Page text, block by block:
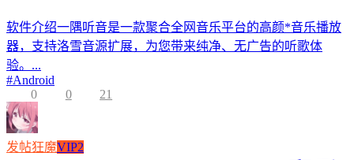
软件介绍一隅听音是一款聚合全网音乐平台的高颜*音乐播放
器，支持洛雪音源扩展，为您带来纯净、无广告的听歌体
验。...
#Android
0
0 21
发帖狂魔VIP2